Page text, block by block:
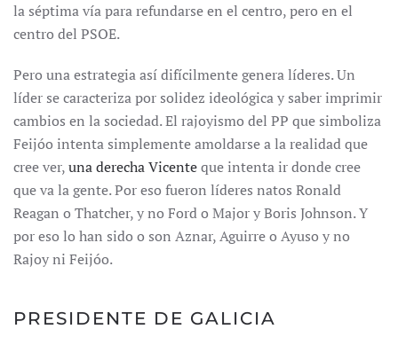
la séptima vía para refundarse en el centro, pero en el
centro del PSOE.
Pero una estrategia así difícilmente genera líderes. Un
líder se caracteriza por solidez ideológica y saber imprimir
cambios en la sociedad. El rajoyismo del PP que simboliza
Feijóo intenta simplemente amoldarse a la realidad que
cree ver,una derecha Vicenteque intenta ir donde cree
que va la gente. Por eso fueron líderes natos Ronald
Reagan o Thatcher, y no Ford o Major y Boris Johnson. Y
por eso lo han sido o son Aznar, Aguirre o Ayuso y no
Rajoy ni Feijóo.
PRESIDENTE DE GALICIA